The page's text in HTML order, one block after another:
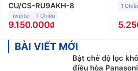
CU/CS-RU9AKH-8
Inverter 1 Chiều
9.150.000
1
BÀI VIẾT MỚI
Bật chế độ lọc
điều hòa